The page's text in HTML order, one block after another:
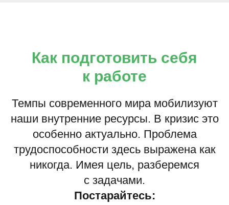
Как подготовить себя
к работе
Темпы современного мира мобилизуют
наши внутренние ресурсы. В кризис это
особенно актуально. Проблема
трудоспособности здесь выражена как
никогда. Имея цель, разберемся
с задачами.
Постарайтесь: